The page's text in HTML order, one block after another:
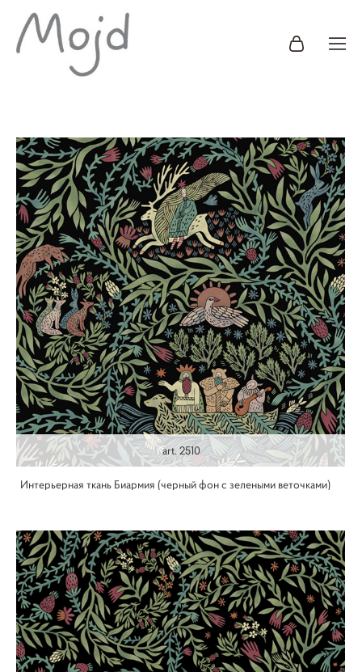
art. 2510
Интерьерная ткань Биармия (черный фон с зелеными веточками)